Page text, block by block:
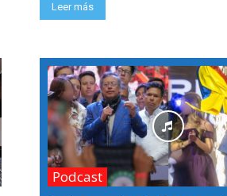
Leer más
Podcast